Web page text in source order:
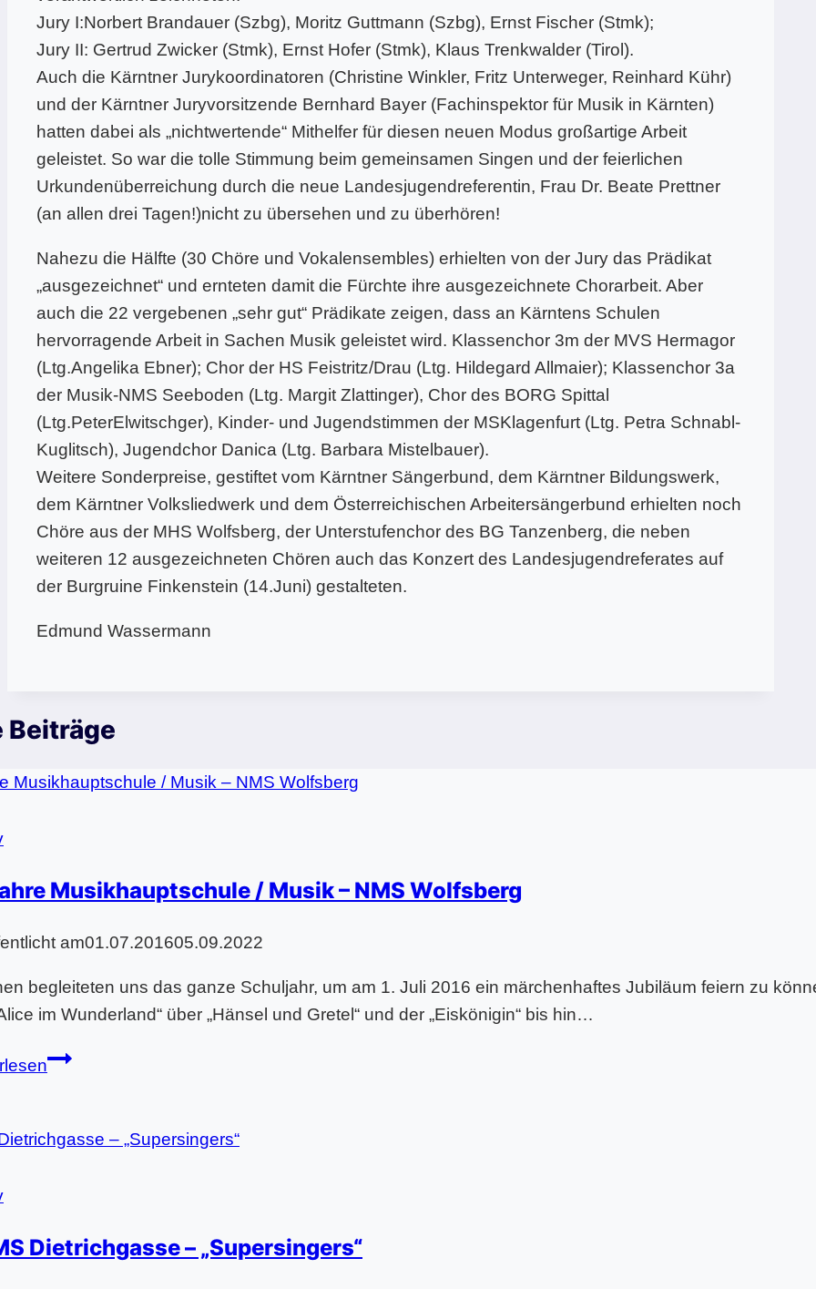
Jury I:Norbert Brandauer (Szbg), Moritz Guttmann (Szbg), Ernst Fischer (Stmk);
Jury II: Gertrud Zwicker (Stmk), Ernst Hofer (Stmk), Klaus Trenkwalder (Tirol).
Auch die Kärntner Jurykoordinatoren (Christine Winkler, Fritz Unterweger, Reinhard Kühr)
und der Kärntner Juryvorsitzende Bernhard Bayer (Fachinspektor für Musik in Kärnten)
hatten dabei als „nichtwertende“ Mithelfer für diesen neuen Modus großartige Arbeit
geleistet. So war die tolle Stimmung beim gemeinsamen Singen und der feierlichen
Urkundenüberreichung durch die neue Landesjugendreferentin, Frau Dr. Beate Prettner
(an allen drei Tagen!)nicht zu übersehen und zu überhören!
Nahezu die Hälfte (30 Chöre und Vokalensembles) erhielten von der Jury das Prädikat
„ausgezeichnet“ und ernteten damit die Fürchte ihre ausgezeichnete Chorarbeit. Aber
auch die 22 vergebenen „sehr gut“ Prädikate zeigen, dass an Kärntens Schulen
hervorragende Arbeit in Sachen Musik geleistet wird. Klassenchor 3m der MVS Hermagor
(Ltg.Angelika Ebner); Chor der HS Feistritz/Drau (Ltg. Hildegard Allmaier); Klassenchor 3a
der Musik-NMS Seeboden (Ltg. Margit Zlattinger), Chor des BORG Spittal
(Ltg.PeterElwitschger), Kinder- und Jugendstimmen der MSKlagenfurt (Ltg. Petra Schnabl-
Kuglitsch), Jugendchor Danica (Ltg. Barbara Mistelbauer).
Weitere Sonderpreise, gestiftet vom Kärntner Sängerbund, dem Kärntner Bildungswerk,
dem Kärntner Volksliedwerk und dem Österreichischen Arbeitersängerbund erhielten noch
Chöre aus der MHS Wolfsberg, der Unterstufenchor des BG Tanzenberg, die neben
weiteren 12 ausgezeichneten Chören auch das Konzert des Landesjugendreferates auf
der Burgruine Finkenstein (14.Juni) gestalteten.
Edmund Wassermann
Musikhauptschule / Musik – NMS Wolfsberg
am01.07.201605.09.2022
begleiteten uns das ganze Schuljahr, um am 1. Juli 2016 ein märchenhaftes Jubiläum feiern zu
im Wunderland“ über „Hänsel und Gretel“ und der „Eiskönigin“ bis hin…
10
/
Wolfsberg
Dietrichgasse – „Supersingers“